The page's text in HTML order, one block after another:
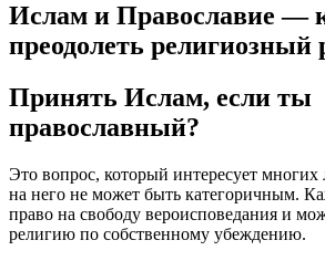
Ислам и Православие —
преодолеть религиозный
Принять Ислам, если ты
православный?
Это вопрос, который интересует
на него не может быть категоричным.
право на свободу вероисповедания и
религию по собственному убеждению.